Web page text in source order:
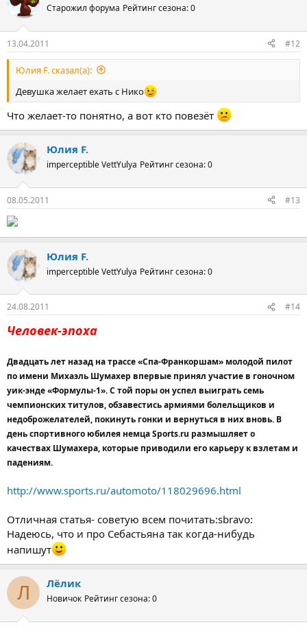
Старожил форума Рейтинг сезона: 0
13.04.2011 #12
Юлия F. сказал(а):
Девушка желает ехать с Нико
Что желает-то понятно, а вот кто повезёт
Юлия F.
imperceptible VettYulya Рейтинг сезона: 0
08.05.2011 #13
Юлия F.
imperceptible VettYulya Рейтинг сезона: 0
24.08.2011 #14
Человек-эпоха
Двадцать лет назад на трассе «Спа-Франкоршам» молодой пилот
по имени Михаэль Шумахер впервые принял участие в гоночном
уик-энде «Формулы-1». С той поры он успел выиграть семь
чемпионских титулов, обзавестись армиями болельщиков и
недоброжелателей, покинуть гонки и вернуться в них вновь. В
день спортивного юбилея немца Sports.ru размышляет о
качествах Шумахера, которые приводили его карьеру к взлетам и
падениям.
http://www.sports.ru/automoto/118029696.html
Отличная статья- советую всем почитать:sbravo:
Надеюсь, что и про Себастьяна так когда-нибудь
напишут
Л Лёлик
Новичок Рейтинг сезона: 0